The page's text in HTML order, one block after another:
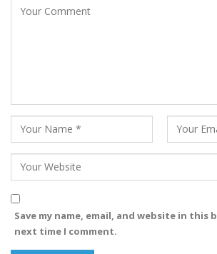
Save my name, email, and website in this
next time I comment.